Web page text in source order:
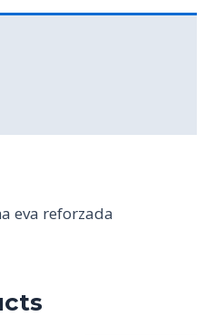
eva reforzada